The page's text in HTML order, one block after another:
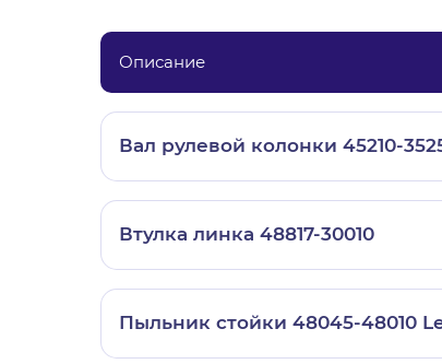
Описание
Вал рулевой колонки 45210-
Втулка линка 48817-30010
Пыльник стойки 48045-48010